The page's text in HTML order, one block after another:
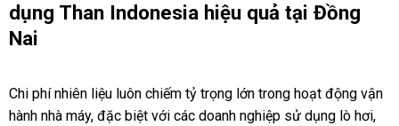
dụng Than Indonesia hiệu quả tại Đồng
Nai
Chi phí nhiên liệu luôn chiếm tỷ trọng lớn trong hoạt động vận
hành nhà máy, đặc biệt với các doanh nghiệp sử dụng lò hơi,